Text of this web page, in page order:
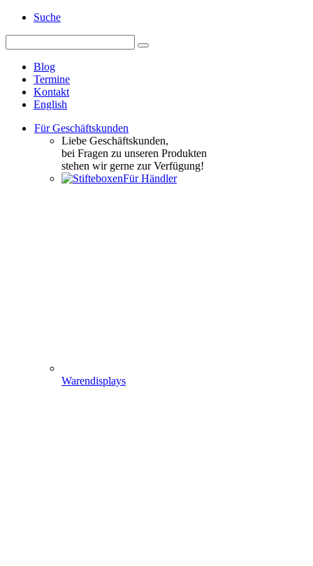
Suche
Blog
Termine
Kontakt
English
Für Geschäftskunden
Liebe Geschäftskunden,
bei Fragen zu unseren Produkten
stehen wir gerne zur Verfügung!
Für Händler
Warendisplays